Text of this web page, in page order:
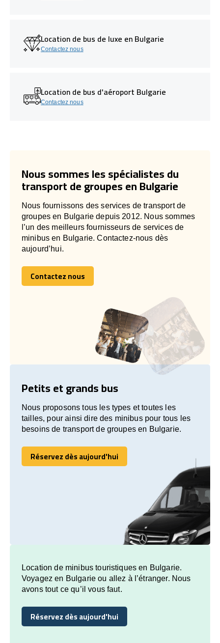
Location de bus de luxe en Bulgarie
Contactez nous
Location de bus d'aéroport Bulgarie
Contactez nous
Nous sommes les spécialistes du
transport de groupes en Bulgarie
Nous fournissons des services de transport de
groupes en Bulgarie depuis 2012. Nous sommes
l’un des meilleurs fournisseurs de services de
minibus en Bulgarie. Contactez-nous dès
aujourd’hui.
Contactez nous
Contactez nous
Petits et grands bus
Nous proposons tous les types et toutes les
tailles, pour ainsi dire des minibus pour tous les
besoins de transport de groupes en Bulgarie.
Réservez dès aujourd'hui
Réservez dès aujourd'hui
Location de minibus touristiques en Bulgarie.
Voyagez en Bulgarie ou allez à l’étranger. Nous
avons tout ce qu’il vous faut.
Réservez dès aujourd'hui
Réservez dès aujourd'hui